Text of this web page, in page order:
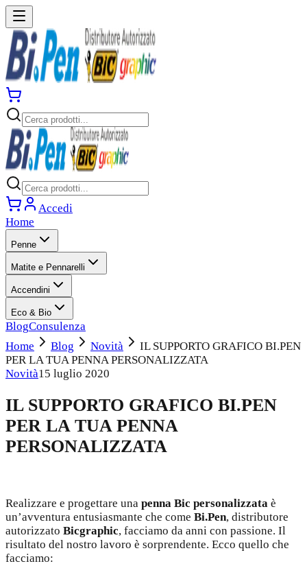
Accedi
Home
Penne
Matite e Pennarelli
Accendini
Eco & Bio
BlogConsulenza
Home
Blog Novità
IL SUPPORTO GRAFICO BI.PEN
PER LA TUA PENNA PERSONALIZZATA
Novità15 luglio 2020
IL SUPPORTO GRAFICO BI.PEN
PER LA TUA PENNA
PERSONALIZZATA
Realizzare e progettare una penna Bic personalizzata è
un’avventura entusiasmante che come Bi.Pen, distributore
autorizzato Bicgraphic, facciamo da anni con passione. Il
risultato del nostro lavoro è sorprendente. Ecco quello che
facciamo: